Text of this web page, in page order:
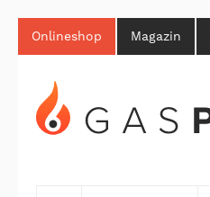
Onlineshop Magazin